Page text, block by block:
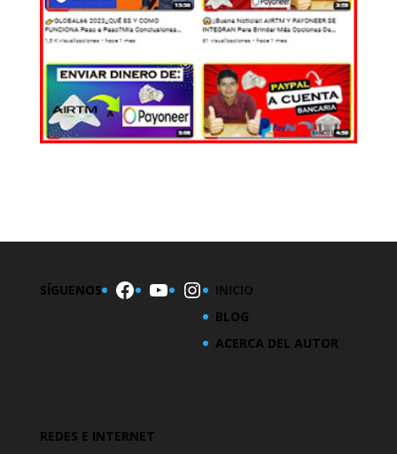
SÍGUENOS Facebook
YouTube
Instagram
INICIO
BLOG
ACERCA DEL AUTOR
REDES E INTERNET